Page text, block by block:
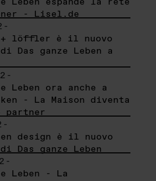
- Lisel.de
-
+ löffler è il nuovo
Das ganze Leben a
-
Leben ora anche a
- La Maison diventa
partner
-
design è il nuovo
Das ganze Leben
-
Leben - La